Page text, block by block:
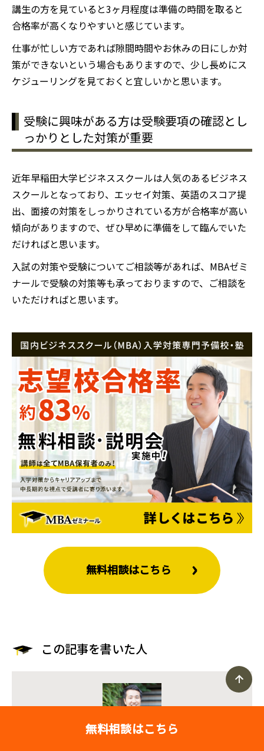
講生の方を見ていると3ヶ月程度は準備の時間を取ると
合格率が高くなりやすいと感じています。
仕事が忙しい方であれば隙間時間やお休みの日にしか対
策ができないという場合もありますので、少し長めにス
ケジューリングを見ておくと宜しいかと思います。
受験に興味がある方は受験要項の確認とし
っかりとした対策が重要
近年早稲田大学ビジネススクールは人気のあるビジネス
スクールとなっており、エッセイ対策、英語のスコア提
出、面接の対策をしっかりされている方が合格率が高い
傾向がありますので、ぜひ早めに準備をして臨んでいた
だければと思います。
入試の対策や受験についてご相談等があれば、MBAゼミ
ナールで受験の対策等も承っておりますので、ご相談を
いただければと思います。
無料相談はこちら
この記事を書いた人
無料相談はこちら